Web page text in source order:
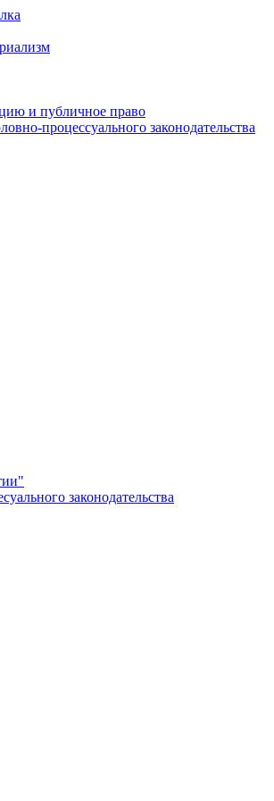
и публичное право
процессуального законодательства
законодательства